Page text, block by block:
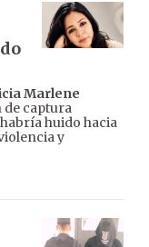
Marlene
de captura
huido hacia
y